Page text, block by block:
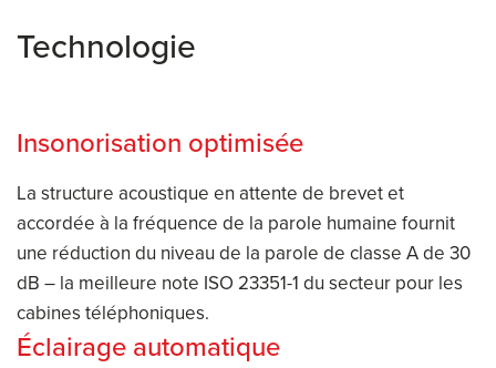
Technologie
Insonorisation optimisée
La structure acoustique en attente de brevet et
accordée à la fréquence de la parole humaine fournit
une réduction du niveau de la parole de classe A de 30
dB – la meilleure note ISO 23351-1 du secteur pour les
cabines téléphoniques.
Éclairage automatique